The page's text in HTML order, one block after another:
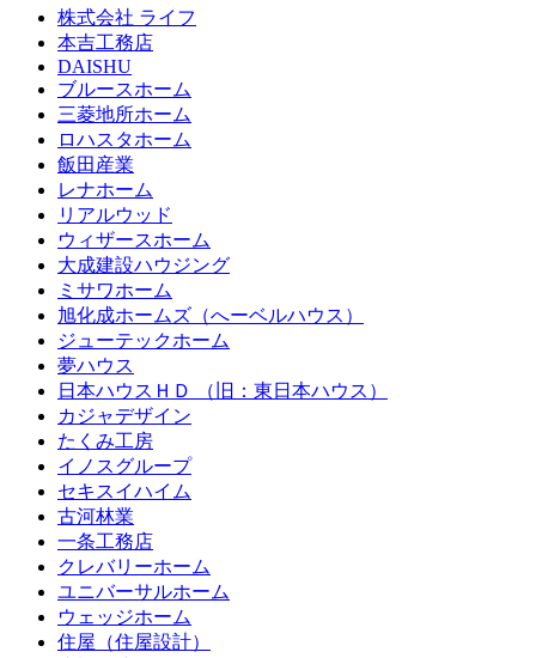
株式会社 ライフ
本吉工務店
DAISHU
ブルースホーム
三菱地所ホーム
ロハスタホーム
飯田産業
レナホーム
リアルウッド
ウィザースホーム
大成建設ハウジング
ミサワホーム
旭化成ホームズ（へーベルハウス）
ジューテックホーム
夢ハウス
日本ハウスＨＤ （旧：東日本ハウス）
カジャデザイン
たくみ工房
イノスグループ
セキスイハイム
古河林業
一条工務店
クレバリーホーム
ユニバーサルホーム
ウェッジホーム
住屋（住屋設計）